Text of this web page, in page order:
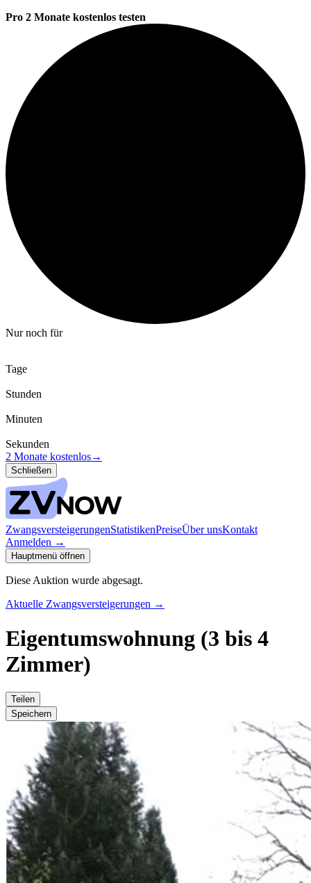
Pro 2 Monate kostenlos testen
Nur noch für
Tage
Stunden
Minuten
Sekunden
2 Monate kostenlos→
Schließen
ZwangsversteigerungenStatistikenPreiseÜber unsKontakt
Anmelden →
Hauptmenü öffnen
Diese Auktion wurde abgesagt.
Aktuelle Zwangsversteigerungen →
Eigentumswohnung (3 bis 4
Zimmer)
Teilen
Speichern